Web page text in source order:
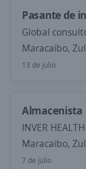
Pasante de
Global
Maracaibo,
13 de julio
Almacenista
INVER
Maracaibo,
7 de julio